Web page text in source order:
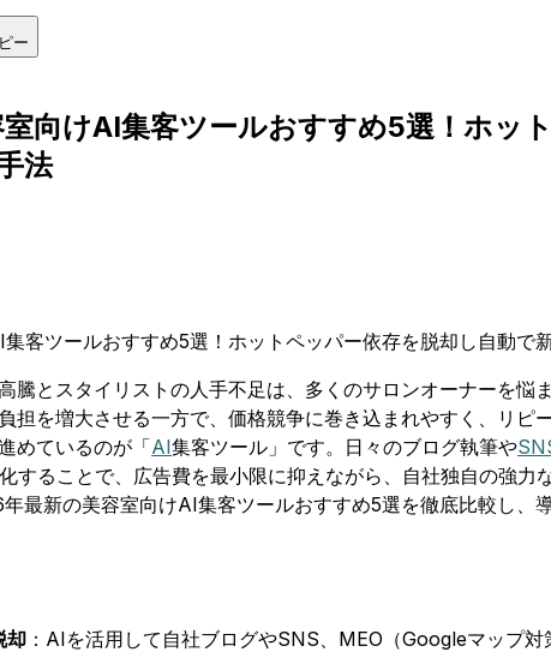
ー
室向けAI集客ツールおすすめ5選！ホ
法
騰とスタイリストの人手不足は、多くのサロンオーナーを
担を増大させる一方で、価格競争に巻き込まれやすく、リ
めているのが「AI集客ツール」です。日々のブログ執筆や
することで、広告費を最小限に抑えながら、自社独自の強
最新の美容室向けAI集客ツールおすすめ5選を徹底比較し、
却 ：AIを活用して自社ブログやSNS、MEO（Googleマップ